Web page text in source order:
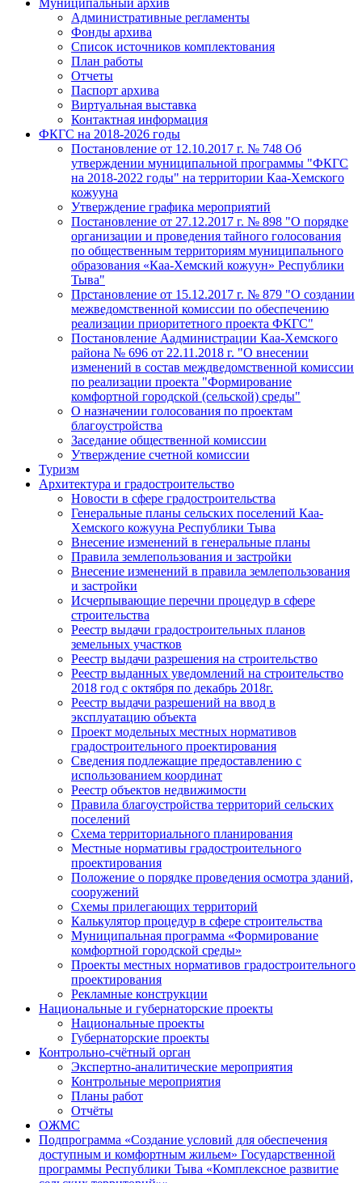
Муниципальный архив
Административные регламенты
Фонды архива
Список источников комплектования
План работы
Отчеты
Паспорт архива
Виртуальная выставка
Контактная информация
ФКГС на 2018-2026 годы
Постановление от 12.10.2017 г. № 748 Об
утверждении муниципальной программы "ФКГС
на 2018-2022 годы" на территории Каа-Хемского
кожууна
Утверждение графика мероприятий
Постановление от 27.12.2017 г. № 898 "О порядке
организации и проведения тайного голосования
по общественным территориям муниципального
образования «Каа-Хемский кожуун» Республики
Тыва"
Прстановление от 15.12.2017 г. № 879 "О создании
межведомственной комиссии по обеспечению
реализации приоритетного проекта ФКГС"
Постановление Аадминистрации Каа-Хемского
района № 696 от 22.11.2018 г. "О внесении
изменений в состав междведомственной комиссии
по реализации проекта "Формирование
комфортной городской (сельской) среды"
О назначении голосования по проектам
благоустройства
Заседание общественной комиссии
Утверждение счетной комиссии
Туризм
Архитектура и градостроительство
Новости в сфере градостроительства
Генеральные планы сельских поселений Каа-
Хемского кожууна Республики Тыва
Внесение изменений в генеральные планы
Правила землепользования и застройки
Внесение изменений в правила землепользования
и застройки
Исчерпывающие перечни процедур в сфере
строительства
Реестр выдачи градостроительных планов
земельных участков
Реестр выдачи разрешения на строительство
Реестр выданных уведомлений на строительство
2018 год с октября по декабрь 2018г.
Реестр выдачи разрешений на ввод в
эксплуатацию объекта
Проект модельных местных нормативов
градостроительного проектирования
Сведения подлежащие предоставлению с
использованием координат
Реестр объектов недвижимости
Правила благоустройства территорий сельских
поселений
Схема территориального планирования
Местные нормативы градостроительного
проектирования
Положение о порядке проведения осмотра зданий,
сооружений
Схемы прилегающих территорий
Калькулятор процедур в сфере строительства
Муниципальная программа «Формирование
комфортной городской среды»
Проекты местных нормативов градостроительного
проектирования
Рекламные конструкции
Национальные и губернаторские проекты
Национальные проекты
Губернаторские проекты
Контрольно-счётный орган
Экспертно-аналитические мероприятия
Контрольные мероприятия
Планы работ
Отчёты
ОЖМС
Подпрограмма «Создание условий для обеспечения
доступным и комфортным жильем» Государственной
программы Республики Тыва «Комплексное развитие